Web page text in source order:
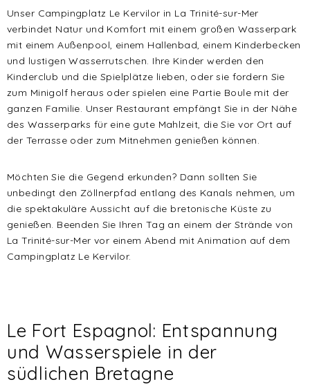
Unser Campingplatz Le Kervilor in La Trinité-sur-Mer
verbindet Natur und Komfort mit einem großen Wasserpark
mit einem Außenpool, einem Hallenbad, einem Kinderbecken
und lustigen Wasserrutschen. Ihre Kinder werden den
Kinderclub und die Spielplätze lieben, oder sie fordern Sie
zum Minigolf heraus oder spielen eine Partie Boule mit der
ganzen Familie. Unser Restaurant empfängt Sie in der Nähe
des Wasserparks für eine gute Mahlzeit, die Sie vor Ort auf
der Terrasse oder zum Mitnehmen genießen können.
Möchten Sie die Gegend erkunden? Dann sollten Sie
unbedingt den Zöllnerpfad entlang des Kanals nehmen, um
die spektakuläre Aussicht auf die bretonische Küste zu
genießen. Beenden Sie Ihren Tag an einem der Strände von
La Trinité-sur-Mer vor einem Abend mit Animation auf dem
Campingplatz Le Kervilor.
Le Fort Espagnol: Entspannung
und Wasserspiele in der
südlichen Bretagne